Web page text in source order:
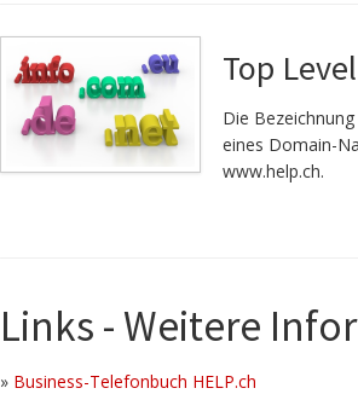
Top
Die
eines Domain-
www.help.ch.
Links - Weitere
» Business-Telefonbuch HELP.ch